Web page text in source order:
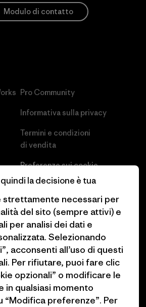
Modulo di contatto
Pro Community
Informativa sulla privacy
Termini e condizioni
di vendita
Preferenze sui cookie
Lavora con noi
Stampa e media
Industry program
Programma di affiliazione
Patagonia Italia Mappa del sito
la decisione è tua
strettamente necessari per
del sito (sempre attivi) e
per analisi dei dati e
Selezionando
acconsenti all’uso di questi
Per rifiutare, puoi fare clic
opzionali” o modificare le
in qualsiasi momento
“Modifica preferenze”. Per